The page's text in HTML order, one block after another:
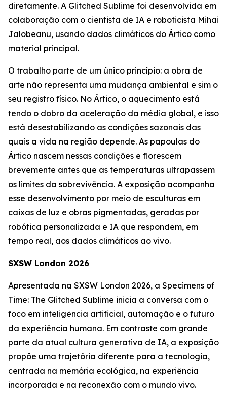
diretamente. A Glitched Sublime foi desenvolvida em
colaboração com o cientista de IA e roboticista Mihai
Jalobeanu, usando dados climáticos do Ártico como
material principal.
O trabalho parte de um único princípio: a obra de
arte não representa uma mudança ambiental e sim o
seu registro físico. No Ártico, o aquecimento está
tendo o dobro da aceleração da média global, e isso
está desestabilizando as condições sazonais das
quais a vida na região depende. As papoulas do
Ártico nascem nessas condições e florescem
brevemente antes que as temperaturas ultrapassem
os limites da sobrevivência. A exposição acompanha
esse desenvolvimento por meio de esculturas em
caixas de luz e obras pigmentadas, geradas por
robótica personalizada e IA que respondem, em
tempo real, aos dados climáticos ao vivo.
SXSW London 2026
Apresentada na SXSW London 2026, a Specimens of
Time: The Glitched Sublime inicia a conversa com o
foco em inteligência artificial, automação e o futuro
da experiência humana. Em contraste com grande
parte da atual cultura generativa de IA, a exposição
propõe uma trajetória diferente para a tecnologia,
centrada na memória ecológica, na experiência
incorporada e na reconexão com o mundo vivo.